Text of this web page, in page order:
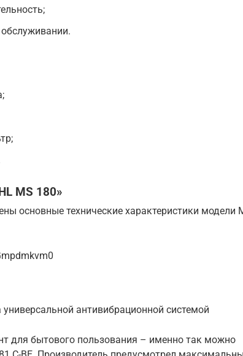
MS 180»
основные технические характеристики модели
антивибрационной системой
для бытового пользования – именно так можно